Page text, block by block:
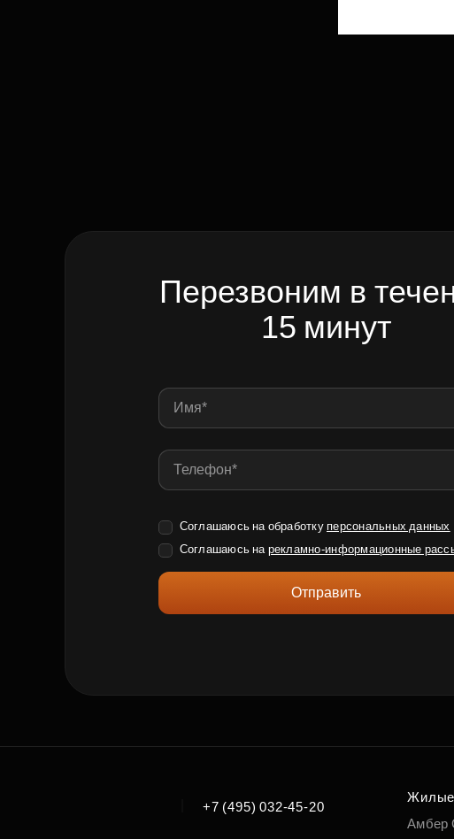
Перезвоним в
15 минут
Соглашаюсь на обработку персональных данных
Соглашаюсь на рекламно-информационные
Отправить
+7 (495) 032-45-20
Жилые
Амбер